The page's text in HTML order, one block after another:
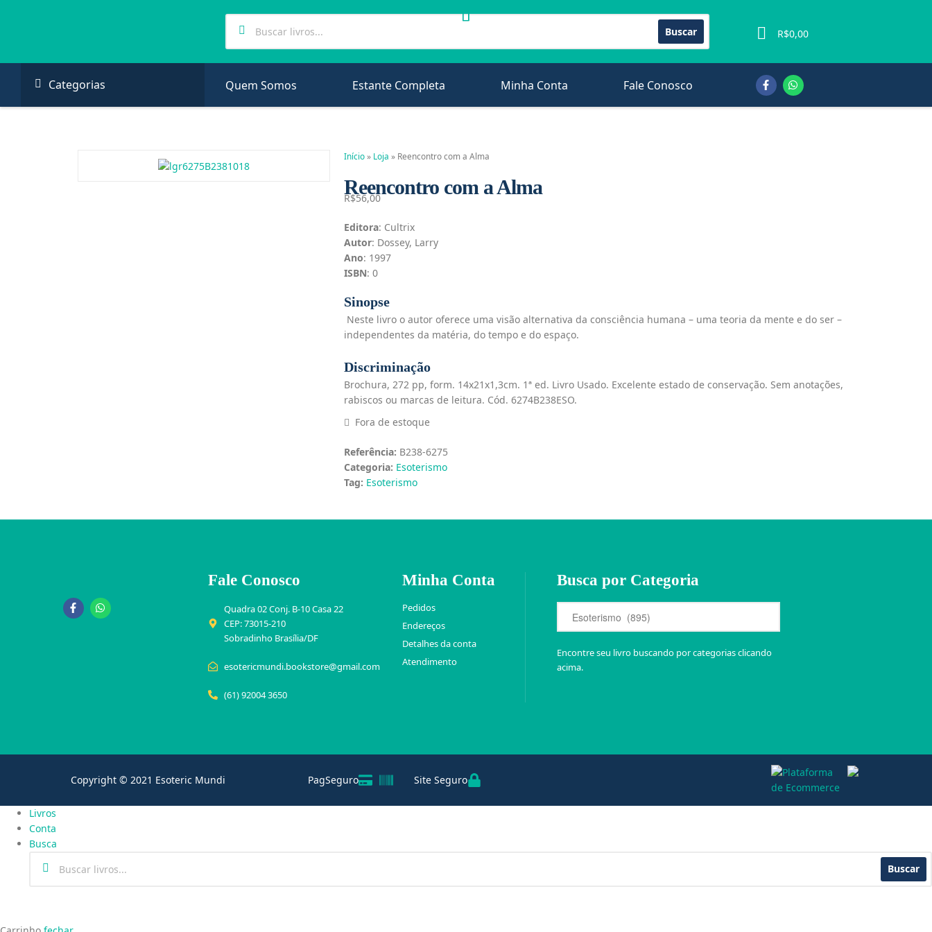
Buscar R$0,00
Categorias Quem Somos Estante Completa Minha Conta Fale Conosco
Início» Loja » Reencontro com a Alma
Reencontro com a Alma
R$56,00
Editora: Cultrix
Autor: Dossey, Larry
Ano: 1997
ISBN: 0
Sinopse
Neste livro o autor oferece uma visão alternativa da consciência humana – uma teoria da mente e do ser –
independentes da matéria, do tempo e do espaço.
Discriminação
Brochura, 272 pp, form. 14x21x1,3cm. 1ª ed. Livro Usado. Excelente estado de conservação. Sem anotações,
rabiscos ou marcas de leitura. Cód. 6274B238ESO.
Fora de estoque
Referência: B238-6275
Categoria: Esoterismo
Tag: Esoterismo
Fale Conosco
Quadra 02 Conj. B-10 Casa 22
CEP: 73015-210
Sobradinho Brasília/DF
esotericmundi.bookstore@gmail.com
(61) 92004 3650
Minha Conta
Pedidos
Endereços
Detalhes da conta
Atendimento
Busca por Categoria
Encontre seu livro buscando por categorias clicando
acima.
Copyright © 2021 Esoteric Mundi PagSeguro Site Seguro
Livros
Conta
Busca
Buscar